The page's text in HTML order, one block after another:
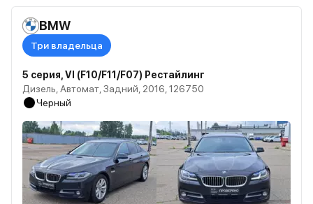
BMW
Три владельца
5 серия, VI (F10/F11/F07) Рестайлинг
Дизель, Автомат, Задний, 2016, 126750
Черный